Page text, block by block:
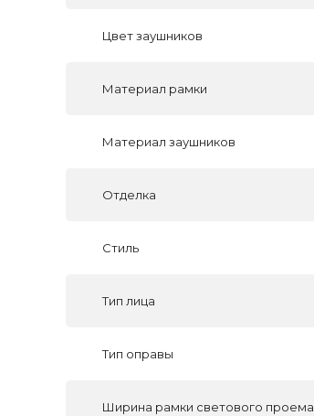
Цвет заушников
Материал рамки
Материал заушников
Отделка
Стиль
Тип лица
Тип оправы
Ширина рамки светового проема